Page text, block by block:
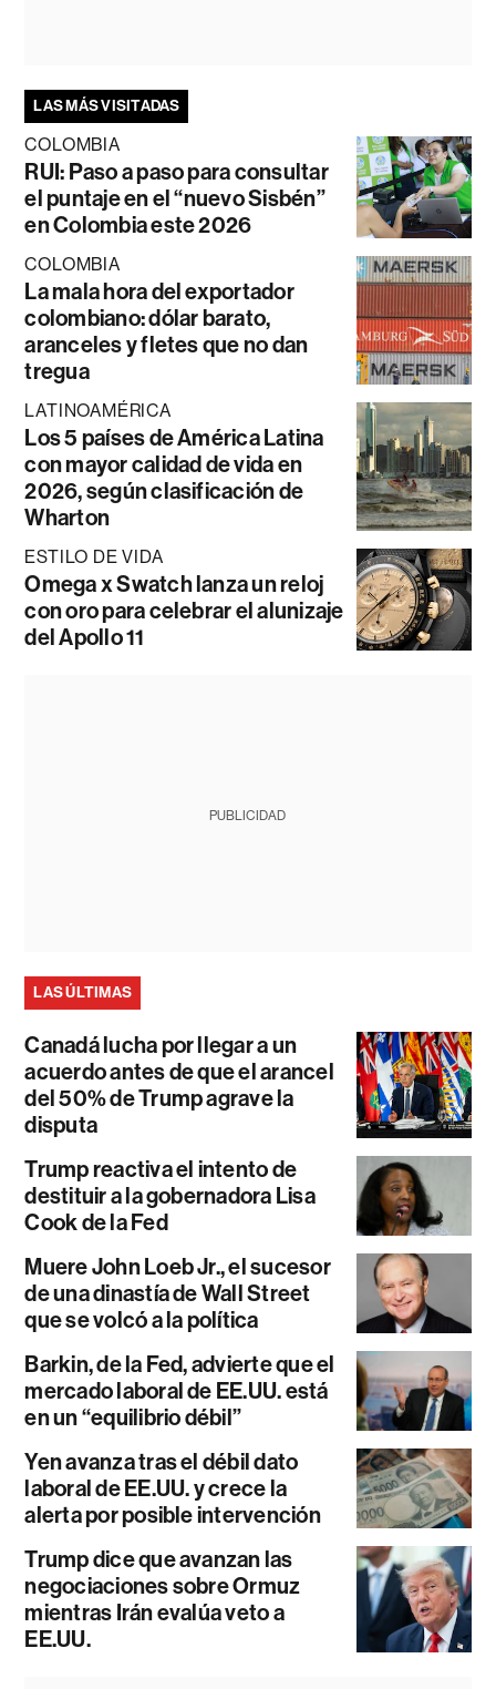
LAS MÁS VISITADAS
COLOMBIA
RUI: Paso a paso para consultar
el puntaje en el “nuevo Sisbén”
en Colombia este 2026
COLOMBIA
La mala hora del exportador
colombiano: dólar barato,
aranceles y fletes que no dan
tregua
LATINOAMÉRICA
Los 5 países de América Latina
con mayor calidad de vida en
2026, según clasificación de
Wharton
ESTILO DE VIDA
Omega x Swatch lanza un reloj
con oro para celebrar el alunizaje
del Apollo 11
PUBLICIDAD
LAS ÚLTIMAS
Canadá lucha por llegar a un
acuerdo antes de que el arancel
del 50% de Trump agrave la
disputa
Trump reactiva el intento de
destituir a la gobernadora Lisa
Cook de la Fed
Muere John Loeb Jr., el sucesor
de una dinastía de Wall Street
que se volcó a la política
Barkin, de la Fed, advierte que el
mercado laboral de EE.UU. está
en un “equilibrio débil”
Yen avanza tras el débil dato
laboral de EE.UU. y crece la
alerta por posible intervención
Trump dice que avanzan las
negociaciones sobre Ormuz
mientras Irán evalúa veto a
EE.UU.